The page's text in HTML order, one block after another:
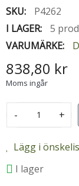
SKU:
P4262
I LAGER:
5
VARUMÄRKE:
838,80 kr
Moms ingår
- +
Lägg i
I lager